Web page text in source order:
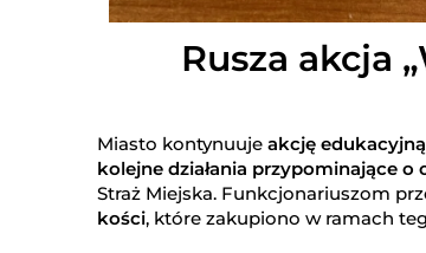
Rusza akcja
Miasto kontynuuje akcję
kolejne działania przypominające
Straż Miejska. Funkcjonariuszom
kości, które zakupiono w ramach